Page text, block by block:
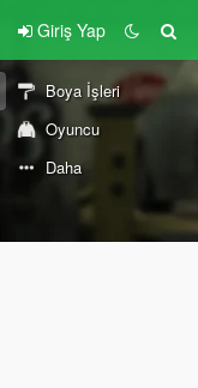
Giriş Yap
Boya İşleri
Oyuncu
Daha